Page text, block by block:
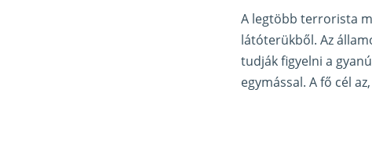
A legtöbb terrorista
látóterükből. Az
tudják figyelni a
egymással. A fő cél